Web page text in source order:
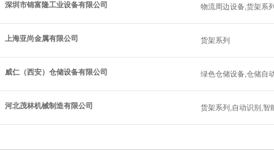
深圳市锦富隆工业设备有限公司 物流周边设备,货架系
上海亚尚金属有限公司 货架系列
威仁（西安）仓储设备有限公司 绿色仓储设备,仓储自
河北茂林机械制造有限公司 货架系列,自动识别,智